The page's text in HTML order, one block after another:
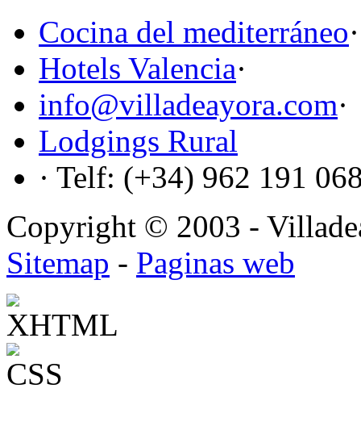
Cocina del mediterráneo·
Hotels Valencia·
info@villadeayora.com·
Lodgings Rural
· Telf: (+34) 962 191
Copyright © 2003 -
Sitemap - Paginas web